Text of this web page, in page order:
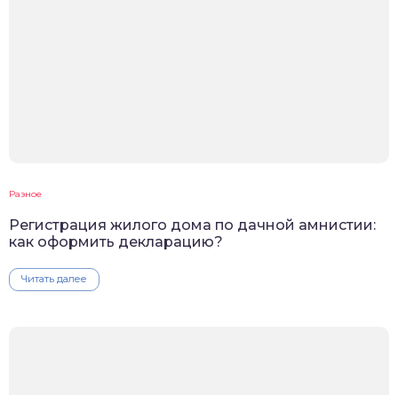
Разное
Регистрация жилого дома по дачной амнистии:
как оформить декларацию?
Читать далее